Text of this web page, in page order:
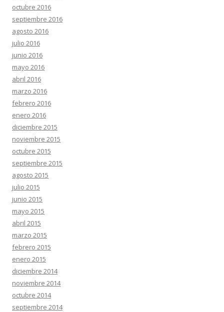
octubre 2016
septiembre 2016
agosto 2016
julio 2016
junio 2016
mayo 2016
abril 2016
marzo 2016
febrero 2016
enero 2016
diciembre 2015
noviembre 2015
octubre 2015
septiembre 2015
agosto 2015
julio 2015
junio 2015
mayo 2015
abril 2015
marzo 2015
febrero 2015
enero 2015
diciembre 2014
noviembre 2014
octubre 2014
septiembre 2014